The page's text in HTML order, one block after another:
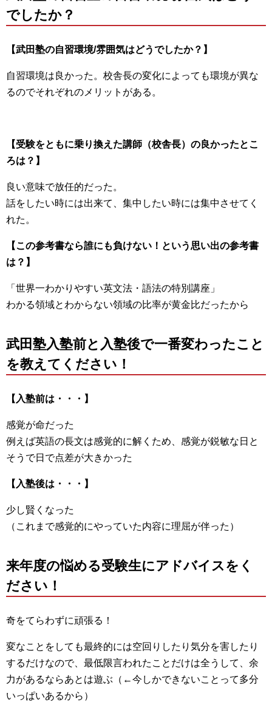
でしたか？
【武田塾の自習環境/雰囲気はどうでしたか？】
自習環境は良かった。校舎長の変化によっても環境が異な
るのでそれぞれのメリットがある。
【受験をともに乗り換えた講師（校舎長）の良かったとこ
ろは？】
良い意味で放任的だった。
話をしたい時には出来て、集中したい時には集中させてく
れた。
【この参考書なら誰にも負けない！という思い出の参考書
は？】
「世界一わかりやすい英文法・語法の特別講座」
わかる領域とわからない領域の比率が黄金比だったから
武田塾入塾前と入塾後で一番変わったこと
を教えてください！
【入塾前は・・・】
感覚が命だった
例えば英語の長文は感覚的に解くため、感覚が鋭敏な日と
そうで日で点差が大きかった
【入塾後は・・・】
少し賢くなった
（これまで感覚的にやっていた内容に理屈が伴った）
来年度の悩める受験生にアドバイスをく
ださい！
奇をてらわずに頑張る！
変なことをしても最終的には空回りしたり気分を害したり
するだけなので、最低限言われたことだけは全うして、余
力があるならあとは遊ぶ（←今しかできないことって多分
いっぱいあるから）